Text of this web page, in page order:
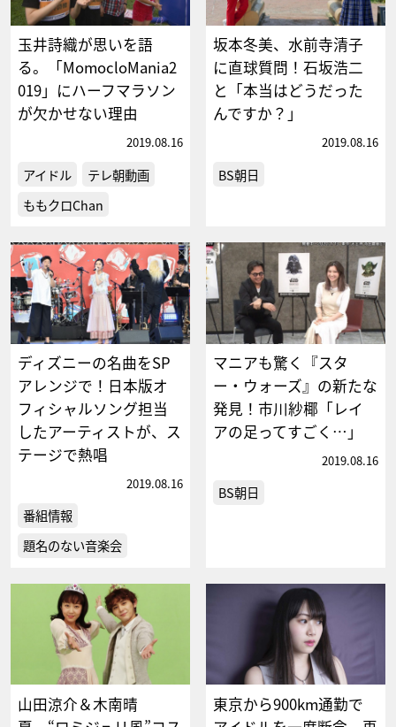
玉井詩織が思いを語
る。「MomocloMania2
019」にハーフマラソン
が欠かせない理由
2019.08.16
アイドル
テレ朝動画
ももクロChan
坂本冬美、水前寺清子
に直球質問！石坂浩二
と「本当はどうだった
んですか？」
2019.08.16
BS朝日
ディズニーの名曲をSP
アレンジで！日本版オ
フィシャルソング担当
したアーティストが、ス
テージで熱唱
2019.08.16
番組情報
題名のない音楽会
マニアも驚く『スタ
ー・ウォーズ』の新たな
発見！市川紗椰「レイ
アの足ってすごく…」
2019.08.16
BS朝日
山田涼介＆木南晴
東京から900km通勤で